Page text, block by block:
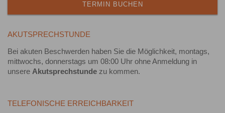
TERMIN BUCHEN
AKUTSPRECHSTUNDE
Bei akuten Beschwerden haben Sie die Möglichkeit, montags,
mittwochs, donnerstags um 08:00 Uhr ohne Anmeldung in
unsere Akutsprechstunde zu kommen.
TELEFONISCHE ERREICHBARKEIT